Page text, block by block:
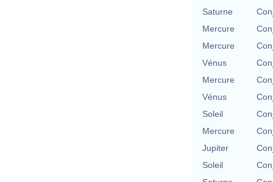
Saturne
Mercure
Mercure
Vénus
Mercure
Vénus
Soleil
Mercure
Jupiter
Soleil